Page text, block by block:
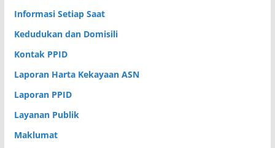
Informasi Setiap Saat
Kedudukan dan Domisili
Kontak PPID
Laporan Harta Kekayaan ASN
Laporan PPID
Layanan Publik
Maklumat